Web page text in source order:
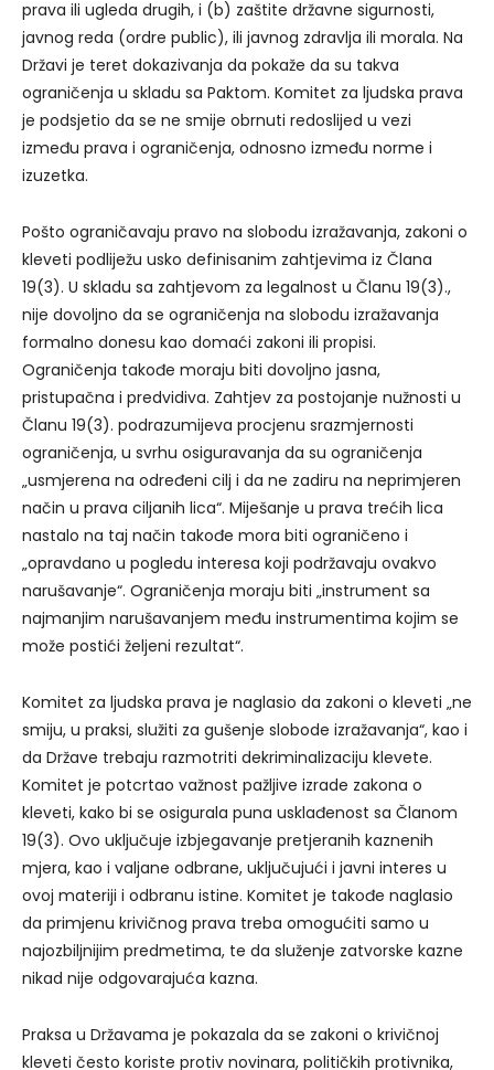
prava ili ugleda drugih, i (b) zaštite državne sigurnosti,
javnog reda (ordre public), ili javnog zdravlja ili morala. Na
Državi je teret dokazivanja da pokaže da su takva
ograničenja u skladu sa Paktom. Komitet za ljudska prava
je podsjetio da se ne smije obrnuti redoslijed u vezi
između prava i ograničenja, odnosno između norme i
izuzetka.
Pošto ograničavaju pravo na slobodu izražavanja, zakoni o
kleveti podliježu usko definisanim zahtjevima iz Člana
19(3). U skladu sa zahtjevom za legalnost u Članu 19(3).,
nije dovoljno da se ograničenja na slobodu izražavanja
formalno donesu kao domaći zakoni ili propisi.
Ograničenja takođe moraju biti dovoljno jasna,
pristupačna i predvidiva. Zahtjev za postojanje nužnosti u
Članu 19(3). podrazumijeva procjenu srazmjernosti
ograničenja, u svrhu osiguravanja da su ograničenja
„usmjerena na određeni cilj i da ne zadiru na neprimjeren
način u prava ciljanih lica“. Miješanje u prava trećih lica
nastalo na taj način takođe mora biti ograničeno i
„opravdano u pogledu interesa koji podržavaju ovakvo
narušavanje“. Ograničenja moraju biti „instrument sa
najmanjim narušavanjem među instrumentima kojim se
može postići željeni rezultat“.
Komitet za ljudska prava je naglasio da zakoni o kleveti „ne
smiju, u praksi, služiti za gušenje slobode izražavanja“, kao i
da Države trebaju razmotriti dekriminalizaciju klevete.
Komitet je potcrtao važnost pažljive izrade zakona o
kleveti, kako bi se osigurala puna usklađenost sa Članom
19(3). Ovo uključuje izbjegavanje pretjeranih kaznenih
mjera, kao i valjane odbrane, uključujući i javni interes u
ovoj materiji i odbranu istine. Komitet je takođe naglasio
da primjenu krivičnog prava treba omogućiti samo u
najozbiljnijim predmetima, te da služenje zatvorske kazne
nikad nije odgovarajuća kazna.
Praksa u Državama je pokazala da se zakoni o krivičnoj
kleveti često koriste protiv novinara, političkih protivnika,